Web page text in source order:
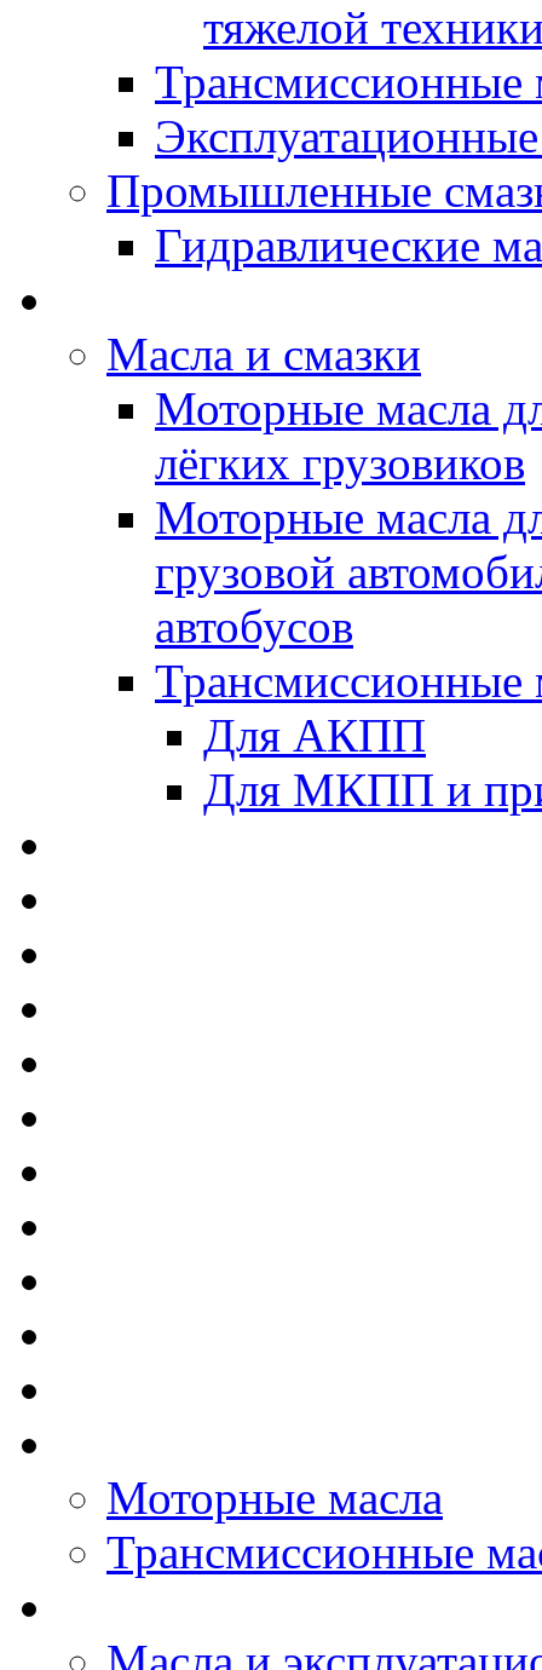
тяжелой
Трансмиссионные
Промышленные
Гидравлические
Масла и смазки
Моторные масла
лёгких грузовиков
Моторные масла
грузовой
автобусов
Трансмиссионные
Для АКПП
Для МКПП и
Моторные масла
Трансмиссионные